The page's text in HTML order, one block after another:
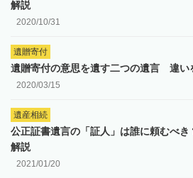
解説
2020/10/31
遺贈寄付
遺贈寄付の意思を遺す二つの遺言 違い
2020/03/15
遺産相続
公正証書遺言の「証人」は誰に頼むべ
解説
2021/01/20